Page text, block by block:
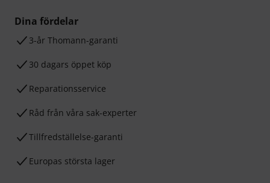
Dina fördelar
3-år Thomann-garanti
30 dagars öppet köp
Reparationsservice
Råd från våra sak-experter
Tillfredställelse-garanti
Europas största lager